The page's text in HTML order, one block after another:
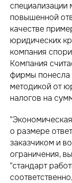
специализации
повышенной
качестве
юридических
компания
Компания
фирмы понесла
методикой от
налогов на
о размере
заказчиком и
ограничения,
"стандарт